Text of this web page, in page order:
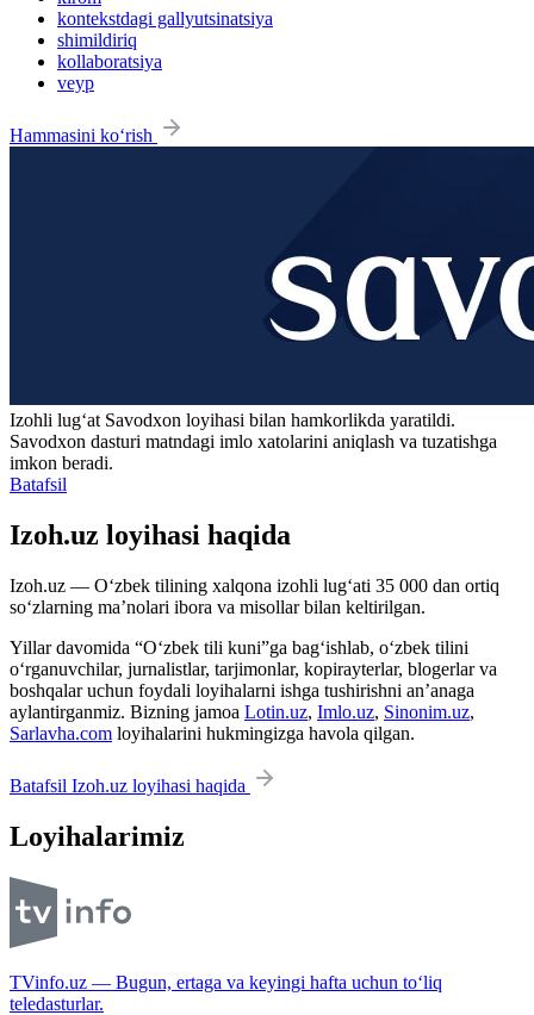
kontekstdagi gallyutsinatsiya
shimildiriq
kollaboratsiya
veyp
Hammasini ko‘rish
Izohli lugʻat Savodxon loyihasi bilan hamkorlikda yaratildi.
Savodxon dasturi matndagi imlo xatolarini aniqlash va tuzatishga
imkon beradi.
Batafsil
Izoh.uz loyihasi haqida
Izoh.uz — O‘zbek tilining xalqona izohli lug‘ati 35 000 dan ortiq
so‘zlarning ma’nolari ibora va misollar bilan keltirilgan.
Yillar davomida “O‘zbek tili kuni”ga bag‘ishlab, o‘zbek tilini
o‘rganuvchilar, jurnalistlar, tarjimonlar, kopirayterlar, blogerlar va
boshqalar uchun foydali loyihalarni ishga tushirishni an’anaga
aylantirganmiz. Bizning jamoa Lotin.uz, Imlo.uz, Sinonim.uz,
Sarlavha.com loyihalarini hukmingizga havola qilgan.
Batafsil Izoh.uz loyihasi haqida
Loyihalarimiz
TVinfo.uz — Bugun, ertaga va keyingi hafta uchun to‘liq
teledasturlar.